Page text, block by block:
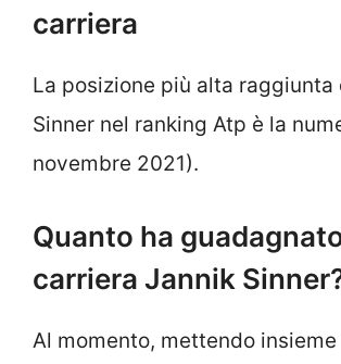
carriera
La posizione più alta raggiunta
Sinner nel ranking Atp è la
novembre 2021).
Quanto ha
carriera Jannik
Al momento, mettendo